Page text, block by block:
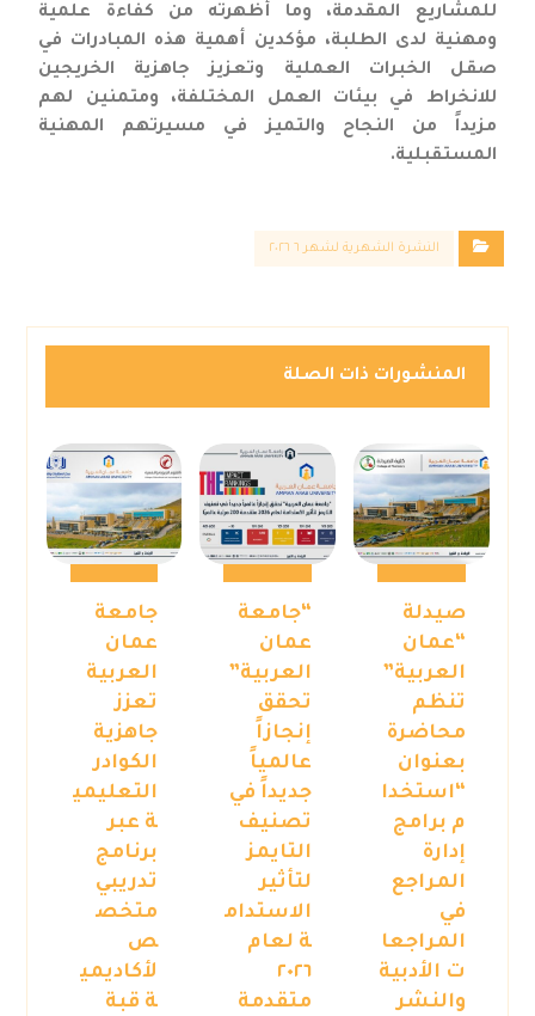
للمشاريع المقدمة، وما أظهرته من كفاءة علمية
ومهنية لدى الطلبة، مؤكدين أهمية هذه المبادرات في
صقل الخبرات العملية وتعزيز جاهزية الخريجين
للانخراط في بيئات العمل المختلفة، ومتمنين لهم
مزيداً من النجاح والتميز في مسيرتهم المهنية
المستقبلية.
النشرة الشهرية لشهر ٦ ٢٠٢٦
المنشورات ذات الصلة
صيدلة
“عمان
العربية”
تنظم
محاضرة
بعنوان
“استخدا
م برامج
إدارة
المراجع
في
المراجعا
ت الأدبية
والنشر
“جامعة
عمان
العربية”
تحقق
إنجازاً
عالمياً
جديداً في
تصنيف
التايمز
لتأثير
الاستدام
ة لعام
٢٠٢٦
متقدمة
جامعة
عمان
العربية
تعزز
جاهزية
الكوادر
التعليمي
ة عبر
برنامج
تدريبي
متخص
ص
لأكاديمي
ة قبة